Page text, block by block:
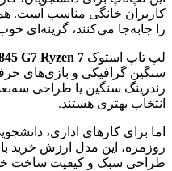
کاربران خانگی مناسب است.
را جابه‌جا می‌کنند، گزینه‌ای
لپ تاپ استوک G7 Ryzen 7
سنگین گرافیکی و بازی‌های
رندرینگ سنگین یا طراحی
انتخاب بهتری هستند.
اما برای کارهای اداری،
طراحی سبک و کیفیت ساخت